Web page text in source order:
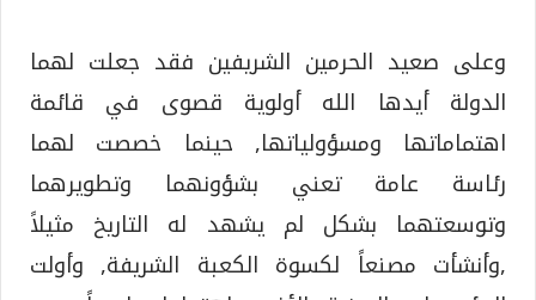
وعلى صعيد الحرمين الشريفين فقد جعلت لهما
الدولة أيدها الله أولوية قصوى في قائمة
اهتماماتها ومسؤولياتها, حينما خصصت لهما
رئاسة عامة تعني بشؤونهما وتطويرهما
وتوسعتهما بشكل لم يشهد له التاريخ مثيلاً
,وأنشأت مصنعاً لكسوة الكعبة الشريفة, وأولت